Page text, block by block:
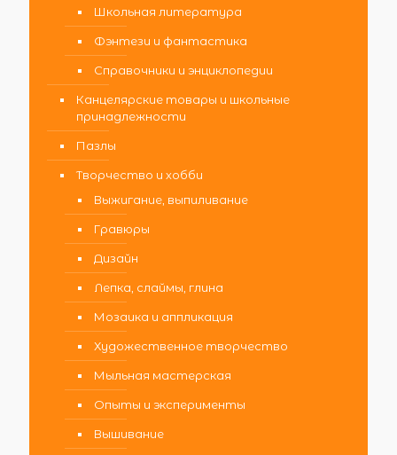
Школьная литература
Фэнтези и фантастика
Справочники и энциклопедии
Канцелярские товары и школьные
принадлежности
Пазлы
Творчество и хобби
Выжигание, выпиливание
Гравюры
Дизайн
Лепка, слаймы, глина
Мозаика и аппликация
Художественное творчество
Мыльная мастерская
Опыты и эксперименты
Вышивание